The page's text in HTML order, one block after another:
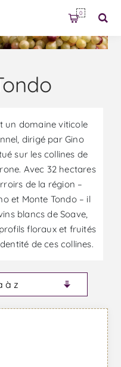
0
un domaine viticole
dirigé par Gino
sur les collines de
Avec 32 hectares
de la région –
et Monte Tondo – il
blancs de Soave,
floraux et fruités
de ces collines.